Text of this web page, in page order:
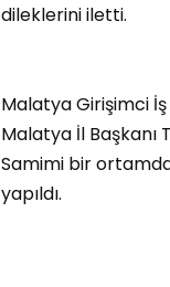
dileklerini iletti.
Malatya Girişimci
Malatya İl Başkanı
Samimi bir
yapıldı.